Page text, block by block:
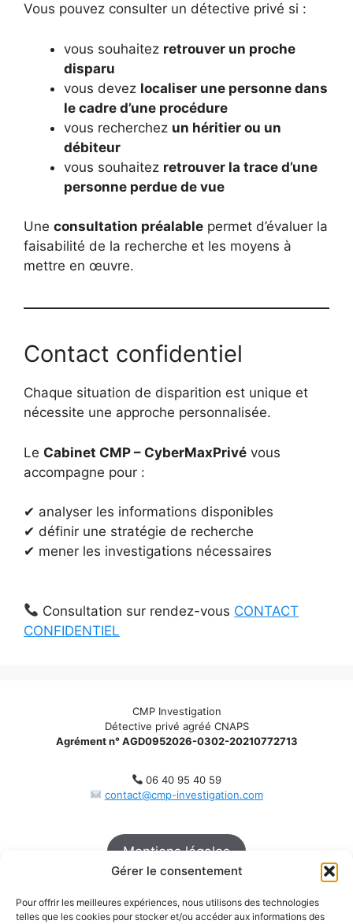
Gérer le consentement
Pour offrir les meilleures expériences, nous utilisons des technologies
telles que les cookies pour stocker et/ou accéder aux informations des
Vous pouvez consulter un détective privé si :
vous souhaitez retrouver un proche
disparu
vous devez localiser une personne dans
le cadre d’une procédure
vous recherchez un héritier ou un
débiteur
vous souhaitez retrouver la trace d’une
personne perdue de vue
Une consultation préalable permet d’évaluer la
faisabilité de la recherche et les moyens à
mettre en œuvre.
Contact confidentiel
Chaque situation de disparition est unique et
nécessite une approche personnalisée.
Le Cabinet CMP – CyberMaxPrivé vous
accompagne pour :
✔ analyser les informations disponibles
✔ définir une stratégie de recherche
✔ mener les investigations nécessaires
Consultation sur rendez-vous CONTACT
CONFIDENTIEL
CMP Investigation
Détective privé agréé CNAPS
Agrément n° AGD0952026-0302-20210772713
06 40 95 40 59
contact@cmp-investigation.com
Mentions légales